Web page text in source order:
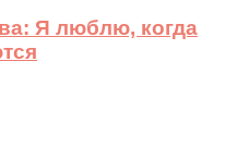
Я люблю, когда